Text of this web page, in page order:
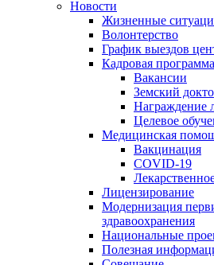
Новости
Жизненные
Волонтерство
График выездов
Кадровая программа
Вакансии
Земский
Награждение
Целевое
Медицинская
Вакцинация
COVID-19
Лицензирование
Модернизация
здравоохранения
Национальные
Полезная